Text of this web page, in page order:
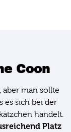
Coon
aber man sollte
es sich bei der
handelt.
Platz